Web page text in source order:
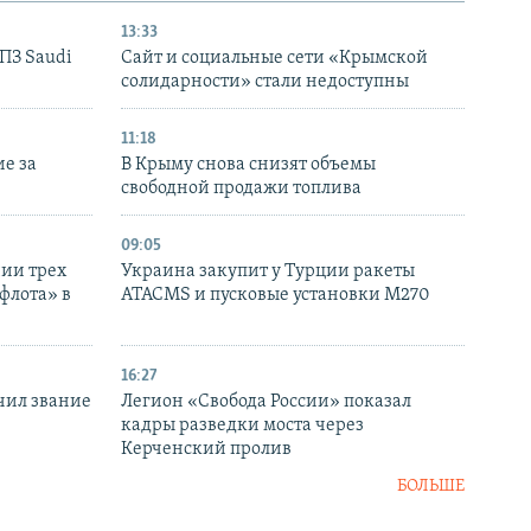
Saudi
13:33
Сайт и социальные сети «Крымской
солидарности» стали недоступны
за
11:18
В Крыму снова снизят объемы
свободной продажи топлива
трех
в
09:05
Украина закупит у Турции ракеты
ATACMS и пусковые установки M270
звание
16:27
Легион «Свобода России» показал
кадры разведки моста через
Керченский пролив
БОЛЬШЕ